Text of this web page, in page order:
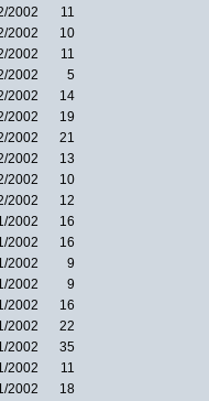
2002
11
2002
10
2002
11
2002
5
2002
14
2002
19
2002
21
2002
13
2002
10
2002
12
2002
16
2002
16
2002
9
2002
9
2002
16
2002
22
2002
35
2002
11
2002
18